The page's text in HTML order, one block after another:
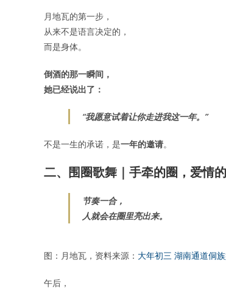
月地瓦的第一步，
从来不是语言决定的，
而是身体。
倒酒的那一瞬间，
她已经说出了：
“我愿意试着让你走进我这一年。”
不是一生的承诺，是一年的邀请。
二、围圈歌舞｜手牵的圈，爱情
节奏一合，
人就会在圈里亮出来。
图：月地瓦，资料来源： 大年初三 湖南通道侗
午后，